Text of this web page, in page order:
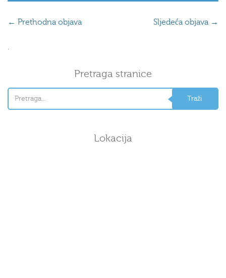
← Prethodna objava Sljedeća objava →
.
Pretraga stranice
Lokacija